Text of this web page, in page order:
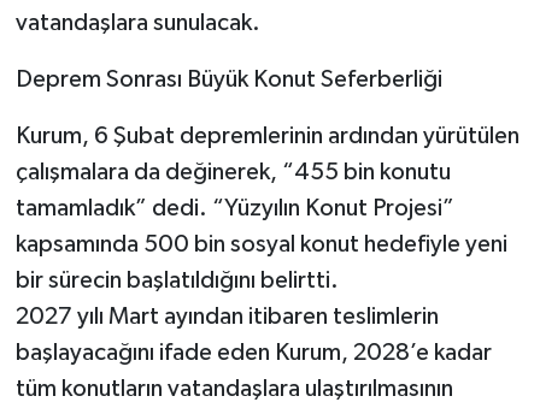
vatandaşlara sunulacak.
Deprem Sonrası Büyük Konut Seferberliği
Kurum, 6 Şubat depremlerinin ardından yürütülen
çalışmalara da değinerek, “455 bin konutu
tamamladık” dedi. “Yüzyılın Konut Projesi”
kapsamında 500 bin sosyal konut hedefiyle yeni
bir sürecin başlatıldığını belirtti.
2027 yılı Mart ayından itibaren teslimlerin
başlayacağını ifade eden Kurum, 2028’e kadar
tüm konutların vatandaşlara ulaştırılmasının